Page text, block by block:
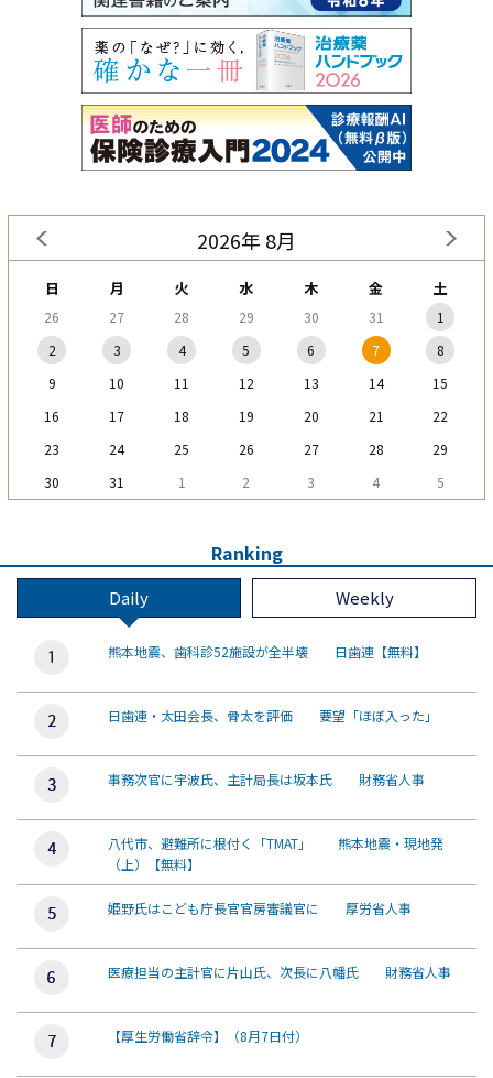
2026年 8月
日 月 火 水 木 金 土
26 27 28 29 30 31
1
2
3 4 5 6 7
8
9
10 11 12 13 14
15
16
17 18 19 20 21
22
23
24 25 26 27 28
29
30
31 1 2 3 4 5
Ranking
Daily Weekly
熊本地震、歯科診52施設が全半壊 日歯連【無料】
日歯連・太田会長、骨太を評価 要望「ほぼ入った」
事務次官に宇波氏、主計局長は坂本氏 財務省人事
八代市、避難所に根付く「TMAT」 熊本地震・現地発
（上）【無料】
姫野氏はこども庁長官官房審議官に 厚労省人事
医療担当の主計官に片山氏、次長に八幡氏 財務省人事
【厚生労働省辞令】（8月7日付）